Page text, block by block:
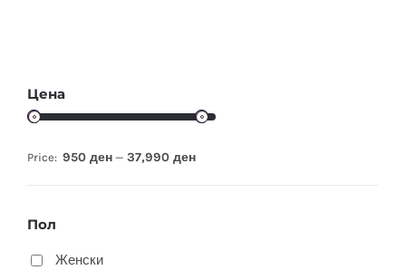
Цена
Price: 950 ден — 37,990 ден
Пол
Женски